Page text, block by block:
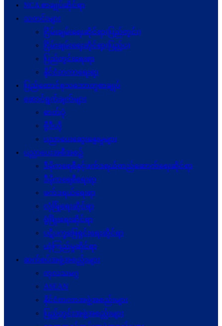
NCA စာချုပ်ဆိုင်ရာ
သတင်းများ
ငြိမ်းချမ်းရေးဆိုင်ရာ(ပြည်တွင်း)
ငြိမ်းချမ်းရေးဆိုင်ရာ(ပြည်ပ)
ပြည်တွင်းရေးရာ
နိုင်ငံတကာရေးရာ
ပြည်ထောင်စုသဘောတူစာချုပ်
ဆောင်ရွက်ချက်များ
ဓာတ်ပုံ
ဗွီဒီယို
ပညာပေးဆွေးနွေးမှုများ
ပညာပေးအစီအစဉ်
ဒီမိုကရေစီနှင့်ဖက်ဒရယ်တည်ဆောက်ရေးဆိုင်ရာ
ဒီမိုကရေစီရေးရာ
ဖက်ဒရယ်ရေးရာ
လုံခြုံရေးဆိုင်ရာ
ဖွံဖြိုးရေးဆိုင်ရာ
ပဋိပက္ခ‌ဖြေရှင်းရေးဆိုင်ရာ
ယုံကြည်မှုဆိုင်ရာ
ဆက်စပ်အဖွဲ့အစည်းများ
ကုလသမဂ္ဂ
ASEAN
နိုင်ငံတကာအဖွဲ့အစည်းများ
ပြည်တွင်းအဖွဲ့အစည်းများ